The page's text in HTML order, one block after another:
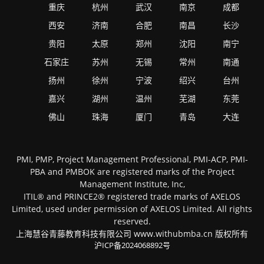
重庆
杭州 武汉 南京
成都
西安
济南 合肥 南昌
长沙
贵阳
太原 郑州 沈阳
南宁
石家庄
苏州 无锡 常州
南通
扬州
徐州 宁波 绍兴
台州
嘉兴
湖州 温州 芜湖
东莞
佛山
珠海 厦门 青岛 大连
PMI, PMP, Project Management Professional, PMI-ACP, PMI-
PBA and PMBOK are registered marks of the Project
Management Institute, Inc,
ITIL® and PRINCE2® registered trade marks of AXELOS
Limited, used under permission of AXELOS Limited. All rights
reserved.
上海慧谷青藤教育科技有限公司 www.withubmba.cn 版权所有
沪ICP备2024068892号